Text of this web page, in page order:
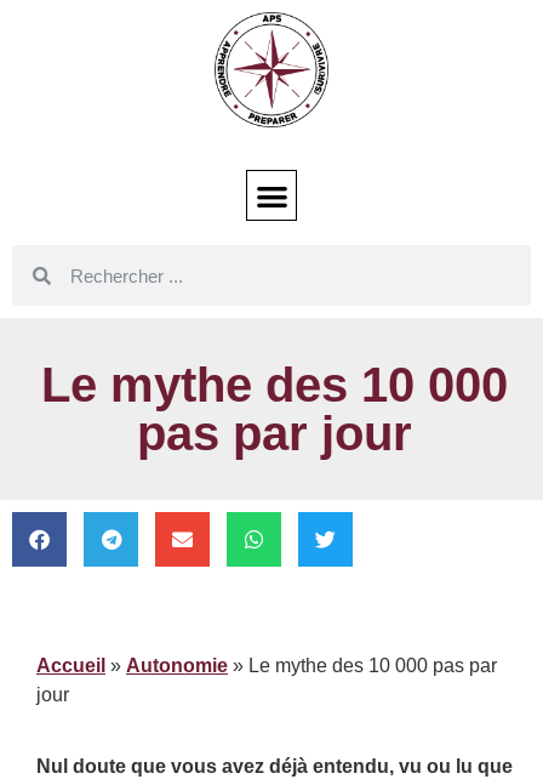
Le mythe des 10 000
pas par jour
Accueil » Autonomie » Le mythe des 10 000 pas par
jour
Nul doute que vous avez déjà entendu, vu ou lu que